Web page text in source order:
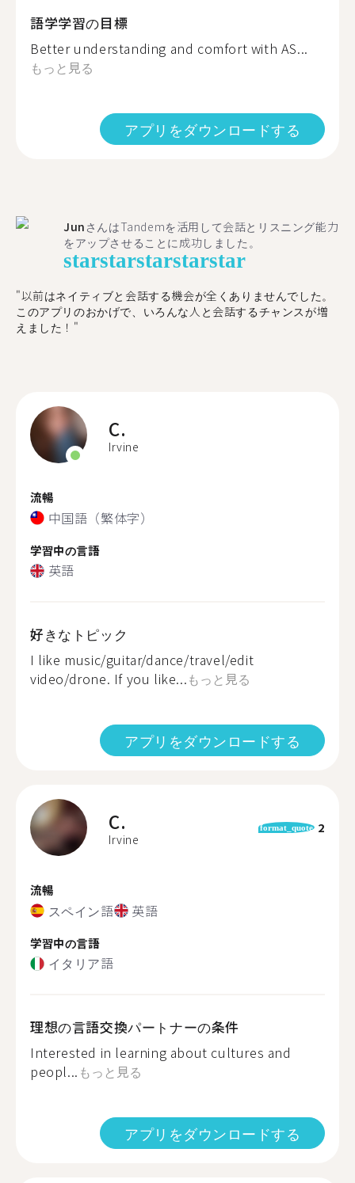
語学学習の目標
Better understanding and comfort with AS...
もっと見る
アプリをダウンロードする
Jun さんはTandemを活用して会話とリスニング能力
をアップさせることに成功しました。
starstarstarstarstar
"以前はネイティブと会話する機会が全くありませんでした。
このアプリのおかげで、いろんな人と会話するチャンスが増
えました！"
C.
Irvine
流暢
中国語（繁体字）
学習中の言語
英語
好きなトピック
I like music/guitar/dance/travel/edit
video/drone. If you like...もっと見る
アプリをダウンロードする
C.
Irvine
format_quote 2
流暢
スペイン語 英語
学習中の言語
イタリア語
理想の言語交換パートナーの条件
Interested in learning about cultures and
peopl... もっと見る
アプリをダウンロードする